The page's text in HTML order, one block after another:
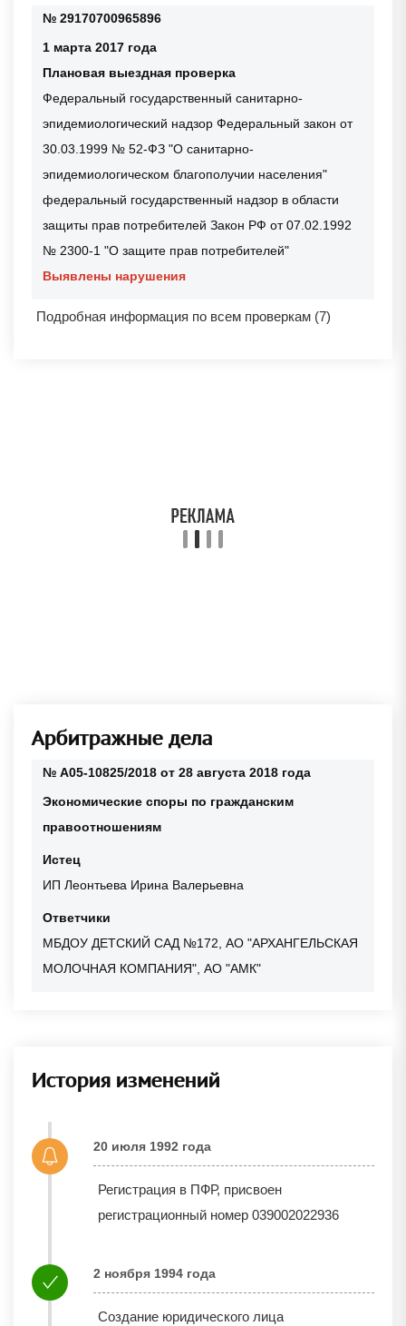
№ 29170700965896
1 марта 2017 года
Плановая выездная проверка
Федеральный государственный санитарно-
эпидемиологический надзор Федеральный закон от
30.03.1999 № 52-ФЗ "О санитарно-
эпидемиологическом благополучии населения"
федеральный государственный надзор в области
защиты прав потребителей Закон РФ от 07.02.1992
№ 2300-1 "О защите прав потребителей"
Выявлены нарушения
Подробная информация по всем проверкам (7)
Арбитражные дела
№ А05-10825/2018 от 28 августа 2018 года
Экономические споры по гражданским
правоотношениям
Истец
ИП Леонтьева Ирина Валерьевна
Ответчики
МБДОУ ДЕТСКИЙ САД №172, АО "АРХАНГЕЛЬСКАЯ
МОЛОЧНАЯ КОМПАНИЯ", АО "АМК"
История изменений
20 июля 1992 года
Регистрация в ПФР, присвоен
регистрационный номер 039002022936
2 ноября 1994 года
Создание юридического лица